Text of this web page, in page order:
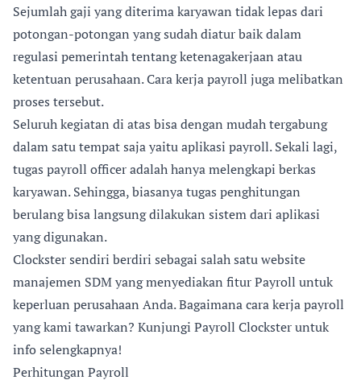
Sejumlah gaji yang diterima karyawan tidak lepas dari
potongan-potongan yang sudah diatur baik dalam
regulasi pemerintah tentang ketenagakerjaan atau
ketentuan perusahaan. Cara kerja payroll juga melibatkan
proses tersebut.
Seluruh kegiatan di atas bisa dengan mudah tergabung
dalam satu tempat saja yaitu aplikasi payroll. Sekali lagi,
tugas payroll officer adalah hanya melengkapi berkas
karyawan. Sehingga, biasanya tugas penghitungan
berulang bisa langsung dilakukan sistem dari aplikasi
yang digunakan.
Clockster sendiri berdiri sebagai salah satu website
manajemen SDM yang menyediakan fitur Payroll untuk
keperluan perusahaan Anda. Bagaimana cara kerja payroll
yang kami tawarkan? Kunjungi Payroll Clockster untuk
info selengkapnya!
Perhitungan Payroll